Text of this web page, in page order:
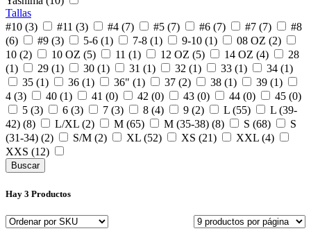
Tallas
#10 (3)
#11 (3) #4 (7) #5 (7) #6 (7) #7 (7)
#8
(6)
#9 (3) 5-6 (1) 7-8 (1) 9-10 (1)
08 OZ (2)
10 (2)
10 OZ (5) 11 (1) 12 OZ (5) 14 OZ (4)
28
(1)
29 (1) 30 (1) 31 (1) 32 (1) 33 (1)
34 (1)
35 (1)
36 (1) 36" (1) 37 (2) 38 (1)
39 (1)
4 (3)
40 (1) 41 (0) 42 (0) 43 (0) 44 (0)
45 (0)
5 (3)
6 (3) 7 (3) 8 (4) 9 (2) L (55)
L (39-
42) (8)
L/XL (2) M (65) M (35-38) (8) S (68)
S
(31-34) (2)
S/M (2) XL (52) XS (21)
XXL (4)
XXS (12)
Hay 3 Productos